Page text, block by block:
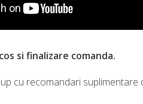
si finalizare comanda.
cu recomandari suplimentare